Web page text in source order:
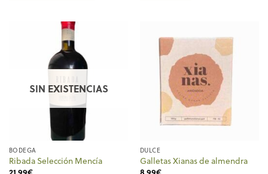
SIN EXISTENCIAS
BODEGA
Ribada Selección Mencía
DULCE
Galletas Xianas de almendra